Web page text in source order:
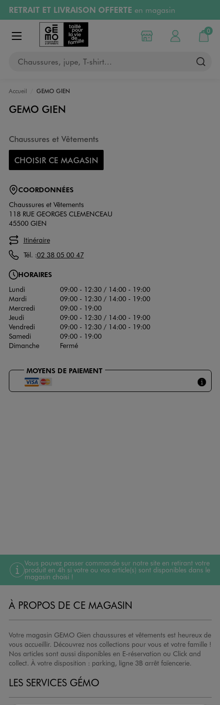
Aller au contenu principal
Aller à la navigation
RETRAIT ET LIVRAISON OFFERTE en magasin
Retours OFFERTSpendant 30 jours
PAYEZ EN 3x SANS FRAIS
RÉSERVATION GRATUITE
Afficher le menu
Chaussures, jupe, T-shirt…
Choisir mon magasin
Mon compte
0
Mon
Accueil GEMO GIEN
GEMO GIEN
Chaussures et Vêtements
CHOISIR CE MAGASIN
COORDONNÉES
Chaussures et Vêtements
118 RUE GEORGES CLEMENCEAU
45500 GIEN
Itinéraire
Tél. :02 38 05 00 47
HORAIRES
Lundi
09:00 - 12:30 / 14:00 - 19:00
Mardi
09:00 - 12:30 / 14:00 - 19:00
Mercredi
09:00 - 19:00
Jeudi
09:00 - 12:30 / 14:00 - 19:00
Vendredi
09:00 - 12:30 / 14:00 - 19:00
Samedi
09:00 - 19:00
Dimanche
Fermé
MOYENS DE PAIEMENT
Vous pouvez passer commande sur notre site en retirant votre
produit en 4h si votre ou vos article(s) sont disponibles dans le
magasin choisi !
À PROPOS DE CE MAGASIN
Votre magasin GEMO Gien chaussures et vêtements est heureux de
vous accueillir. Découvrez nos collections pour vous et votre famille !
Nos articles sont aussi disponibles en E-réservation ou Click and
collect. À votre disposition : parking, ligne 3B arrêt faïencerie.
LES SERVICES GÉMO